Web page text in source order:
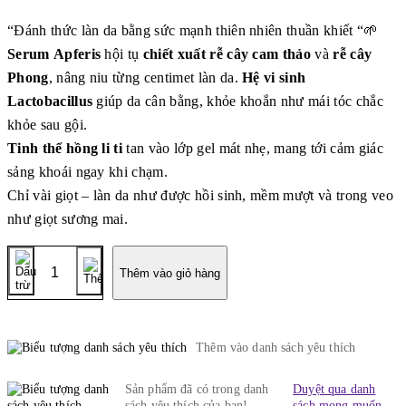
“Đánh thức làn da bằng sức mạnh thiên nhiên thuần khiết “🌱
Serum Apferis hội tụ chiết xuất rễ cây cam thảo vàrễ cây
Phong, nâng niu từng centimet làn da.Hệ vi sinh
Lactobacillus giúp da cân bằng, khỏe khoắn như mái tóc chắc
khỏe sau gội.
Tinh thể hồng li ti tan vào lớp gel mát nhẹ, mang tới cảm giác
sảng khoái ngay khi chạm.
Chỉ vài giọt – làn da như được hồi sinh, mềm mượt và trong veo
như giọt sương mai.
số
lượng
Apferis
Twinkle
-
chất
dưỡng
Thêm vào giỏ hàng
Thêm vào danh sách yêu thích
Sản phẩm đã có trong danh
Duyệt qua danh